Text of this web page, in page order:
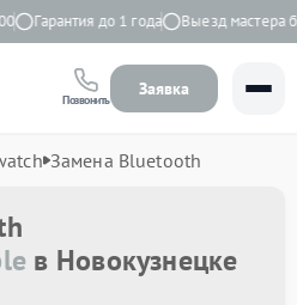
Гарантия до 1 года Выезд мастера
Позвонить
Заявка
Замена Bluetooth
в Новокузнецке